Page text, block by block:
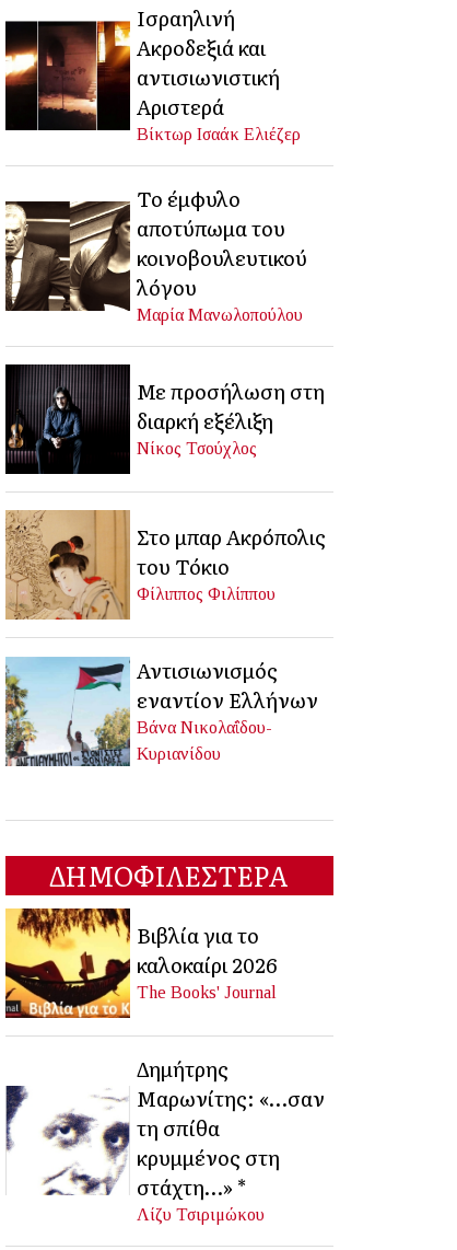
Ισραηλινή
Ακροδεξιά και
αντισιωνιστική
Αριστερά
Βίκτωρ Ισαάκ Ελιέζερ
Το έμφυλο
αποτύπωμα του
κοινοβουλευτικού
λόγου
Μαρία Μανωλοπούλου
Με προσήλωση στη
διαρκή εξέλιξη
Νίκος Τσούχλος
Στο μπαρ Ακρόπολις
του Τόκιο
Φίλιππος Φιλίππου
Αντισιωνισμός
εναντίον Ελλήνων
Βάνα Νικολαΐδου-
Κυριανίδου
ΔΗΜΟΦΙΛΕΣΤΕΡΑ
Βιβλία για το
καλοκαίρι 2026
The Books' Journal
Δημήτρης
Μαρωνίτης: «…σαν
τη σπίθα
κρυμμένος στη
στάχτη…» *
Λίζυ Τσιριμώκου